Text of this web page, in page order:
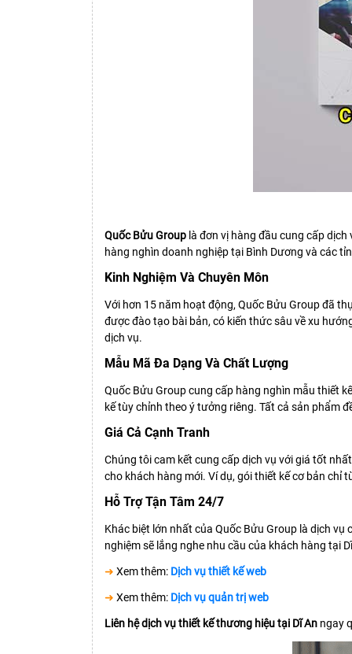
Quốc Bửu Group là đơn vị hàng đầu cung cấp dịch
hàng nghìn doanh nghiệp tại Bình Dương và các
Kinh Nghiệm Và Chuyên Môn
Với hơn 15 năm hoạt động, Quốc Bửu Group đã
được đào tạo bài bản, có kiến thức sâu về xu
dịch vụ.
Mẫu Mã Đa Dạng Và Chất Lượng
Quốc Bửu Group cung cấp hàng nghìn mẫu thiết
kế tùy chỉnh theo ý tưởng riêng. Tất cả sản phẩm
Giá Cả Cạnh Tranh
Chúng tôi cam kết cung cấp dịch vụ với giá tốt
cho khách hàng mới. Ví dụ, gói thiết kế cơ bản chỉ
Hỗ Trợ Tận Tâm 24/7
Khác biệt lớn nhất của Quốc Bửu Group là dịch
nghiệm sẽ lắng nghe nhu cầu của khách hàng tại
➜ Xem thêm: Dịch vụ thiết kế web
➜ Xem thêm: Dịch vụ quản trị web
Liên hệ dịch vụ thiết kế thương hiệu tại Dĩ An ngay